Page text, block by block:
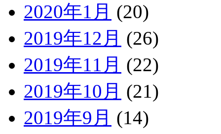
2020年1月 (20)
2019年12月 (26)
2019年11月 (22)
2019年10月 (21)
2019年9月 (14)